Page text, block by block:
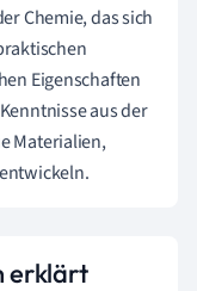
Chemie, das sich
Eigenschaften
aus der
Materialien,
erklärt